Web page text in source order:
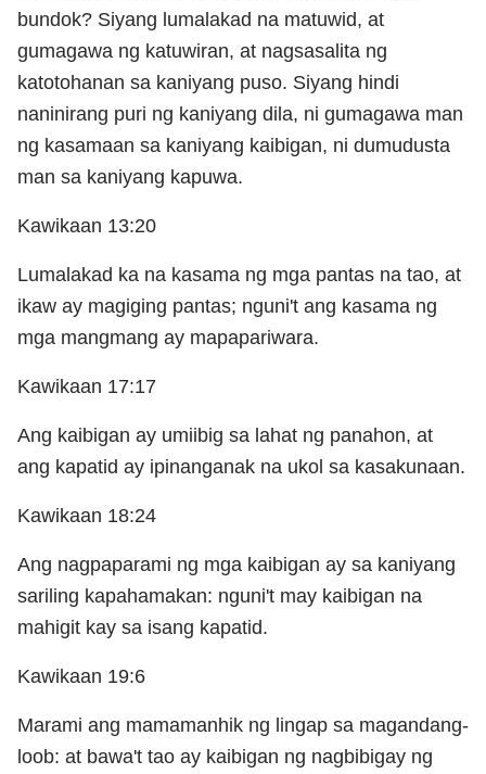
bundok? Siyang lumalakad na matuwid, at
gumagawa ng katuwiran, at nagsasalita ng
katotohanan sa kaniyang puso. Siyang hindi
naninirang puri ng kaniyang dila, ni gumagawa man
ng kasamaan sa kaniyang kaibigan, ni dumudusta
man sa kaniyang kapuwa.
Kawikaan 13:20
Lumalakad ka na kasama ng mga pantas na tao, at
ikaw ay magiging pantas; nguni't ang kasama ng
mga mangmang ay mapapariwara.
Kawikaan 17:17
Ang kaibigan ay umiibig sa lahat ng panahon, at
ang kapatid ay ipinanganak na ukol sa kasakunaan.
Kawikaan 18:24
Ang nagpaparami ng mga kaibigan ay sa kaniyang
sariling kapahamakan: nguni't may kaibigan na
mahigit kay sa isang kapatid.
Kawikaan 19:6
Marami ang mamamanhik ng lingap sa magandang-
loob: at bawa't tao ay kaibigan ng nagbibigay ng